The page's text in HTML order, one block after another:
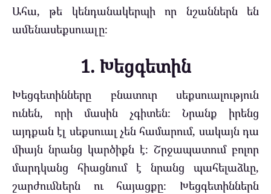
Ահա, թե կենդանակերպի որ նշաններն են
ամենասեքսուալը։
1. Խեցգետին
Խեցգետինները բնատուր սեքսուալություն
ունեն, որի մասին չգիտեն։ Նրանք իրենց
այդքան էլ սեքսուալ չեն համարում, սակայն դա
միայն նրանց կարծիքն է։ Շրջապատում բոլոր
մարդկանց հիացնում է նրանց պահելաձևը,
շարժումներն ու հայացքը։ Խեցգետիններն